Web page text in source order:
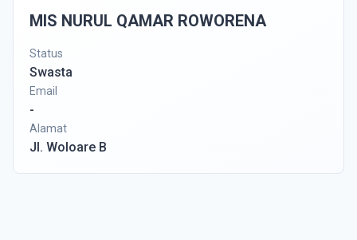
MIS NURUL QAMAR ROWORENA
Status
Swasta
Email
-
Alamat
Jl. Woloare B